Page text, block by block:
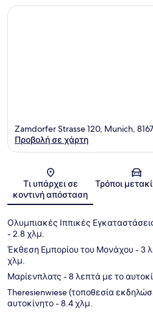
Zamdorfer Strasse 120, Munich,
Προβολή σε χάρτη
Τι υπάρχει σε
κοντινή απόσταση
Τρόποι
Ολυμπιακές Ιππικές
- 2.8 χλμ.
Έκθεση Εμπορίου του Μονάχου - 3
χλμ.
Μαρίενπλατς - 8 λεπτά με το
Theresienwiese (τοποθεσία
αυτοκίνητο- 8.4 χλμ.